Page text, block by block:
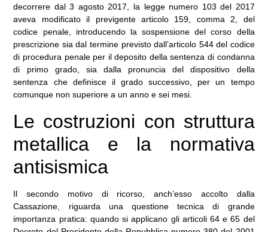
decorrere dal 3 agosto 2017, la legge numero 103 del 2017
aveva modificato il previgente articolo 159, comma 2, del
codice penale, introducendo la sospensione del corso della
prescrizione sia dal termine previsto dall’articolo 544 del codice
di procedura penale per il deposito della sentenza di condanna
di primo grado, sia dalla pronuncia del dispositivo della
sentenza che definisce il grado successivo, per un tempo
comunque non superiore a un anno e sei mesi.
Le costruzioni con struttura
metallica e la normativa
antisismica
Il secondo motivo di ricorso, anch’esso accolto dalla
Cassazione, riguarda una questione tecnica di grande
importanza pratica: quando si applicano gli articoli 64 e 65 del